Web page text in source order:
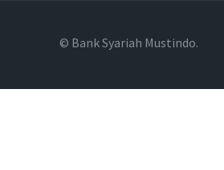
© Bank Syariah Mustindo.